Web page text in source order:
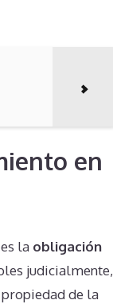
en
la obligación
judicialmente,
de la